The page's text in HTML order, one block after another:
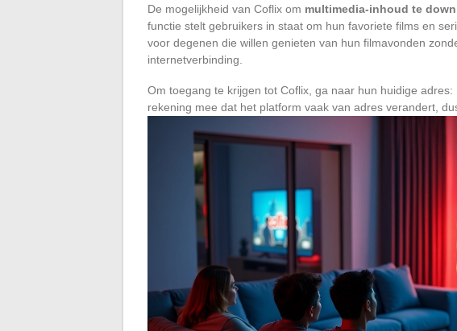
De mogelijkheid van Coflix om multimedia-inhoud te
functie stelt gebruikers in staat om hun favoriete films en
voor degenen die willen genieten van hun filmavonden
internetverbinding.
Om toegang te krijgen tot Coflix, ga naar hun huidige
rekening mee dat het platform vaak van adres verandert,